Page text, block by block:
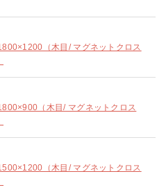
（木目/ マグネットクロス
（木目/ マグネットクロス
（木目/ マグネットクロス